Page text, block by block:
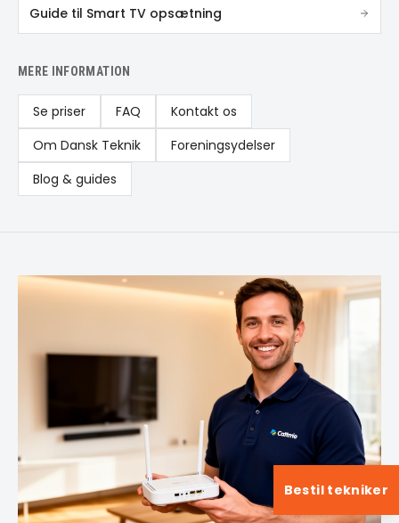
Guide til Smart TV opsætning
MERE INFORMATION
Se priser FAQ
Kontakt os
Om Dansk Teknik
Foreningsydelser
Blog & guides
Bestil tekniker